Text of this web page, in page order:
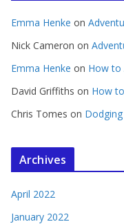
Emma Henke on
Nick Cameron on
Emma Henke on How to
David Griffiths on How
Chris Tomes on
Archives
April 2022
January 2022